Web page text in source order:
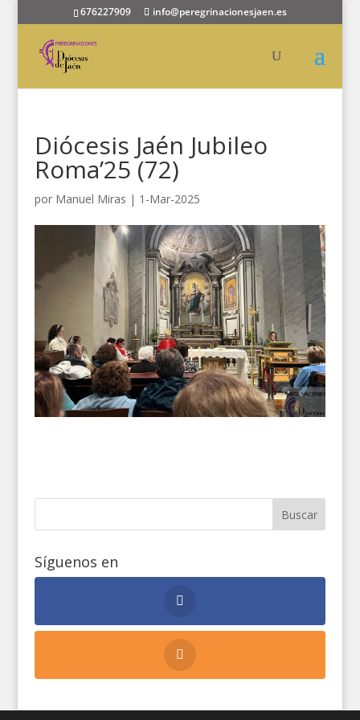
676227909 info@peregrinacionesjaen.es
Diócesis Jaén Jubileo
Roma’25 (72)
por Manuel Miras | 1-Mar-2025
Síguenos en